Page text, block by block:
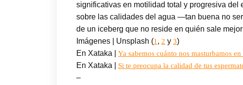
significativas en motilidad total y progresiva del
sobre las calidades del agua —tan buena no
de un iceberg que no reside en quién sale
Imágenes | Unsplash (1 , 2 y 3)
En Xataka | Ya sabemos cuánto nos masturbamos
En Xataka | Si te preocupa la calidad de tus
–